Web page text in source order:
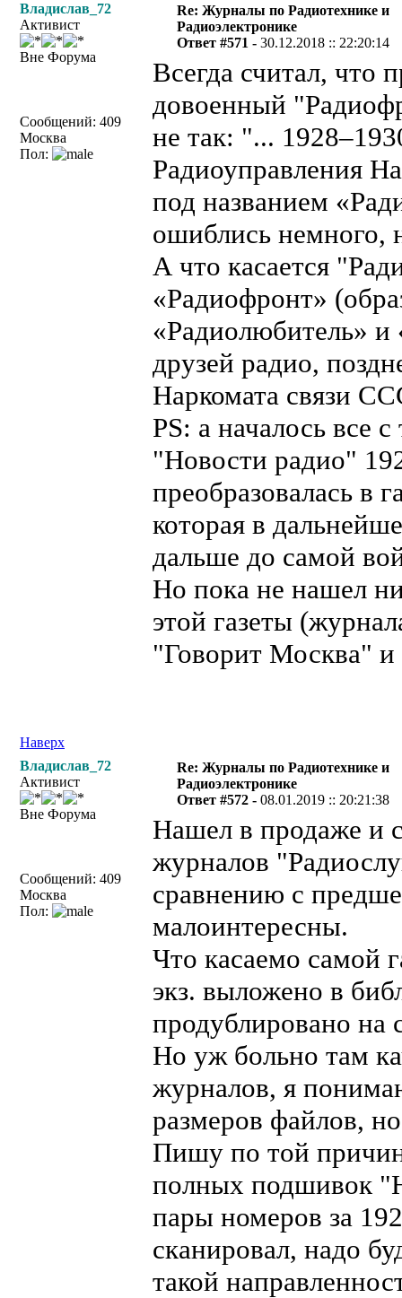
Владислав_72
Активист
Вне Форума
Сообщений: 409
Москва
Пол:
Re: Журналы по Радиотехнике и
Радиоэлектронике
Ответ #571 -30.12.2018 :: 22:20:14
Всегда считал, что
довоенный
не так: "...
Радиоуправления
под названием
ошиблись немного,
А что касается
«Радиофронт»
«Радиолюбитель»
друзей радио,
Наркомата связи
PS: а началось все
"Новости радио"
преобразовалась в
которая в
дальше до самой
Но пока не нашел
этой газеты
"Говорит Москва" и
Наверх
Владислав_72
Активист
Вне Форума
Сообщений: 409
Москва
Пол:
Re: Журналы по Радиотехнике и
Радиоэлектронике
Ответ #572 -08.01.2019 :: 20:21:38
Нашел в продаже и
журналов
сравнению с
малоинтересны.
Что касаемо самой
экз. выложено в
продублировано на
Но уж больно там
журналов, я
размеров файлов,
Пишу по той
полных подшивок
пары номеров за
сканировал, надо
такой